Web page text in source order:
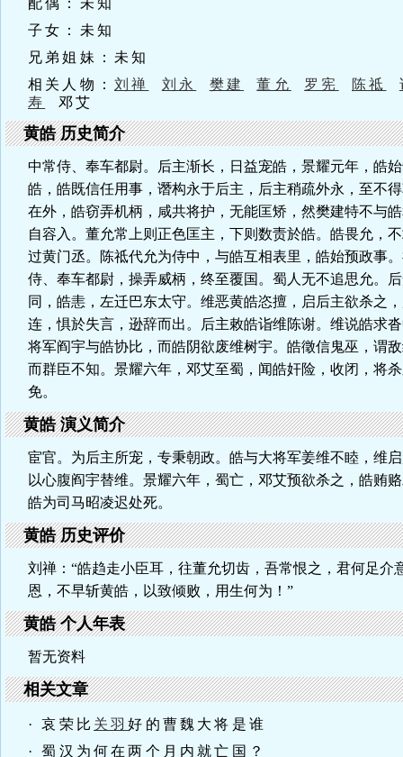
配偶：未知
子女：未知
兄弟姐妹：未知
相关人物： 刘禅 刘永 樊建 董允 罗宪 陈祗
寿
邓艾
黄皓 历史简介
中常侍、奉车都尉。后主渐长，日益宠皓，景耀元年，皓
皓，皓既信任用事，谮构永于后主，后主稍疏外永，至不
在外，皓窃弄机柄，咸共将护，无能匡矫，然樊建特不与
自容入。董允常上则正色匡主，下则数责於皓。皓畏允，
过黄门丞。陈祗代允为侍中，与皓互相表里，皓始预政事
侍、奉车都尉，操弄威柄，终至覆国。蜀人无不追思允。
同，皓恚，左迁巴东太守。维恶黄皓恣擅，启后主欲杀之
连，惧於失言，逊辞而出。后主敕皓诣维陈谢。维说皓求
将军阎宇与皓协比，而皓阴欲废维树宇。皓徵信鬼巫，谓
而群臣不知。景耀六年，邓艾至蜀，闻皓奸险，收闭，将
免。
黄皓 演义简介
宦官。为后主所宠，专秉朝政。皓与大将军姜维不睦，维
以心腹阎宇替维。景耀六年，蜀亡，邓艾预欲杀之，皓贿
皓为司马昭凌迟处死。
黄皓 历史评价
刘禅：“皓趋走小臣耳，往董允切齿，吾常恨之，君何足介
恩，不早斩黄皓，以致倾败，用生何为！”
黄皓 个人年表
暂无资料
相关文章
· 哀荣比 关羽好的曹魏大将是谁
· 蜀汉为何在两个月内就亡国？